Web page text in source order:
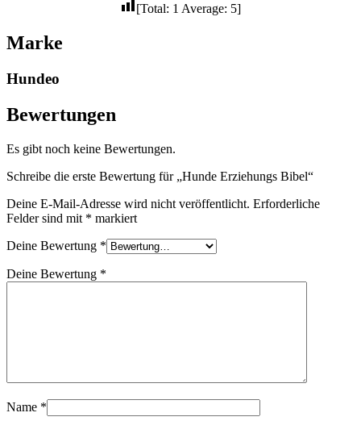
[Total: 1 Average: 5]
Marke
Hundeo
Bewertungen
Es gibt noch keine Bewertungen.
Schreibe die erste Bewertung für „Hunde Erziehungs Bibel“
Deine E-Mail-Adresse wird nicht veröffentlicht. Erforderliche
Felder sind mit * markiert
Deine Bewertung *
Deine Bewertung *
Name *